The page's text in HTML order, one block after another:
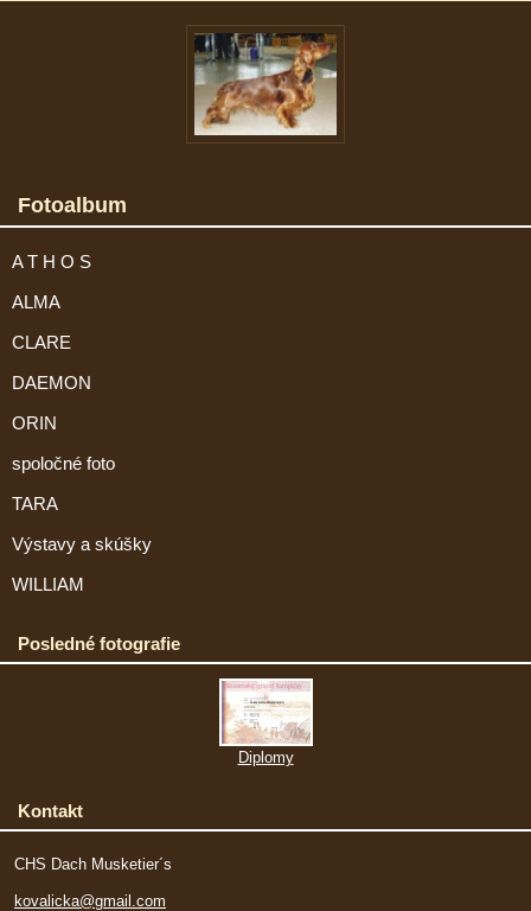
Fotoalbum
A T H O S
ALMA
CLARE
DAEMON
ORIN
spoločné foto
TARA
Výstavy a skúšky
WILLIAM
Posledné fotografie
Diplomy
Kontakt
CHS Dach Musketier´s
kovalicka@gmail.com